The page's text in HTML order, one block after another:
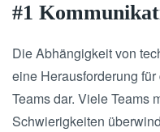
#1
Die Abhängigkeit von
eine Herausforderung
Teams dar. Viele Teams
Schwierigkeiten